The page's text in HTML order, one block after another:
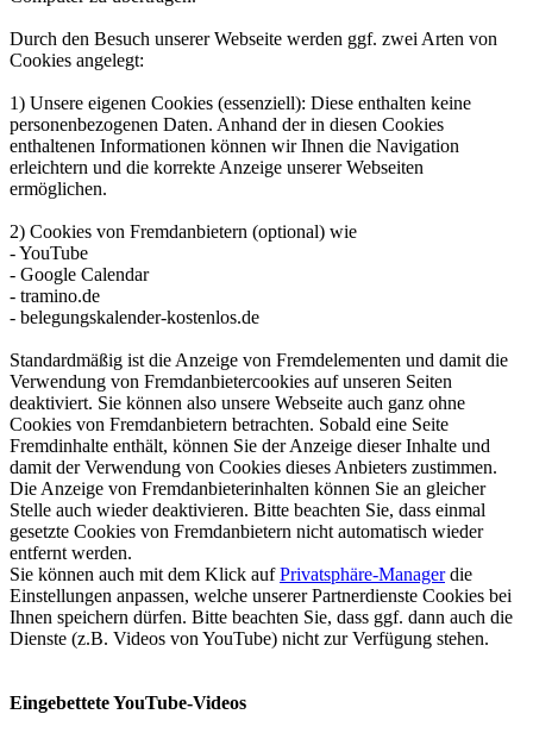
Durch den Besuch unserer Webseite werden ggf. zwei Arten von
Cookies angelegt:
1) Unsere eigenen Cookies (essenziell): Diese enthalten keine
personenbezogenen Daten. Anhand der in diesen Cookies
enthaltenen Informationen können wir Ihnen die Navigation
erleichtern und die korrekte Anzeige unserer Webseiten
ermöglichen.
2) Cookies von Fremdanbietern (optional) wie
- YouTube
- Google Calendar
- tramino.de
- belegungskalender-kostenlos.de
Standardmäßig ist die Anzeige von Fremdelementen und damit die
Verwendung von Fremdanbietercookies auf unseren Seiten
deaktiviert. Sie können also unsere Webseite auch ganz ohne
Cookies von Fremdanbietern betrachten. Sobald eine Seite
Fremdinhalte enthält, können Sie der Anzeige dieser Inhalte und
damit der Verwendung von Cookies dieses Anbieters zustimmen.
Die Anzeige von Fremdanbieterinhalten können Sie an gleicher
Stelle auch wieder deaktivieren. Bitte beachten Sie, dass einmal
gesetzte Cookies von Fremdanbietern nicht automatisch wieder
entfernt werden.
Sie können auch mit dem Klick aufPrivatsphäre-Managerdie
Einstellungen anpassen, welche unserer Partnerdienste Cookies bei
Ihnen speichern dürfen. Bitte beachten Sie, dass ggf. dann auch die
Dienste (z.B. Videos von YouTube) nicht zur Verfügung stehen.
Eingebettete YouTube-Videos